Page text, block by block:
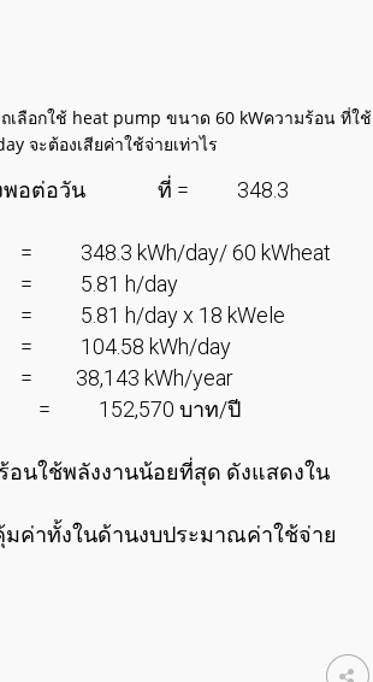
เลือกใช้ heat pump ขนาด 60 kWความร้อน ที่ใช้
จะต้องเสียค่าใช้จ่ายเท่าไร
ห้เพียงพอต่อวัน ที่ = 348.3
kWheat
kWele
day
year
บาท/ปี
อนใช้พลังงานน้อยที่สุด ดังแสดงใน
มค่าทั้งในด้านงบประมาณค่าใช้จ่าย